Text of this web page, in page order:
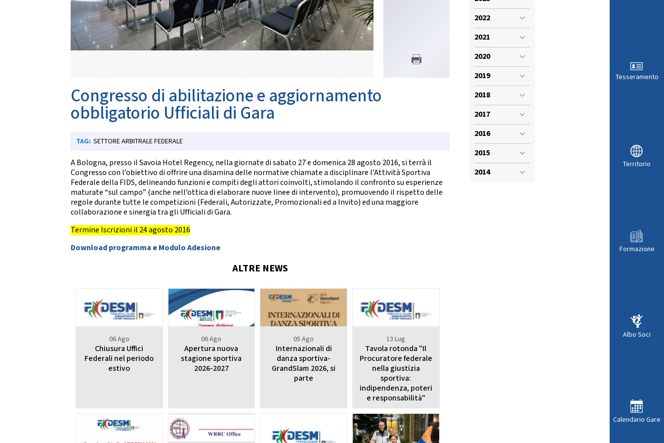
Tesseramento
Territorio
Formazione
Albo Soci
Calendario Gare
CARTE FEDERALI E REGOLAMENTI
Documenti Federali
Regolamento dell'attività sportiva
Bandi di Gara
Bilanci
CONVENZIONI
Riproduzione musicale Siae-Scf
Assicurazione
Visite Medico Sportive FMSI
Enti di Promozione
BENEMERENZE
DIRIGENTI SPORTIVI
UFFICIO STAMPA
Decisioni
Regolamento
Componenti e recapiti
SAFEGUARDING
Policy
ASSEMBLEA NAZIONALE
Danze Orientali
Flamenco
Tap Dance
Country Western
Choreographic Dance
Show Freestyle
Show
DANZE REGIONALI
Liscio Tradizionale
Folk Romagnolo
Frusta Romagnola
DANZE ACCADEMICHE
Danza Classica
Jazz Dance
STREET E POP DANCE
Electric Boogie
Break Dance
Street Show
La Disciplina
SETTORE CHEERLEADING E
SETTORE TECNICO FEDERALE
Struttura Regionale
Struttura Nazionale
SETTORE ARBITRALE
ALBO TECNICI/UFFICIALI DI GARA
News
Albo Ufficiali di Gara
Congresso di abilitazione e aggiornamento
obbligatorio Ufficiali di Gara
SETTORE ARBITRALE FEDERALE
A Bologna, presso il Savoia Hotel Regency, nella giornate di sabato 27 e domenica 28 agosto 2016, si terrà il
Congresso con l’obiettivo di offrire una disamina delle normative chiamate a disciplinare l’Attività Sportiva
Federale della FIDS, delineando funzioni e compiti degli attori coinvolti, stimolando il confronto su esperienze
maturate “sul campo” (anche nell’ottica di elaborare nuove linee di intervento), promuovendo il rispetto delle
regole durante tutte le competizioni (Federali, Autorizzate, Promozionali ed a Invito) ed una maggiore
collaborazione e sinergia tra gli Ufficiali di Gara.
Termine Iscrizioni il 24 agosto 2016
Download programma e Modulo Adesione
ALTRE NEWS
06 Ago
Chiusura Uffici
Federali nel periodo
estivo
06 Ago
Apertura nuova
stagione sportiva
2026-2027
05 Ago
Internazionali di
danza sportiva-
GrandSlam 2026, si
parte
13 Lug
Tavola rotonda "Il
Procuratore federale
nella giustizia
sportiva:
indipendenza, poteri
e responsabilità"
2022
2021
2020
2019
2018
2017
2016
2015
2014